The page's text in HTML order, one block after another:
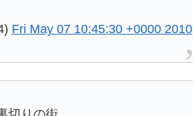
Fri May 07 10:45:30 +0000 2010